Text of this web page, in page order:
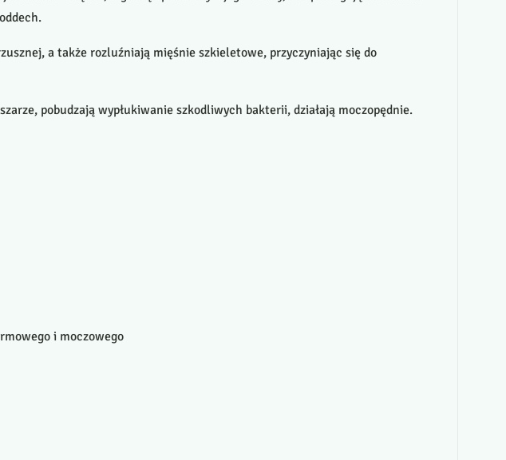
a także rozluźniają mięśnie szkieletowe, przyczyniając się do
pobudzają wypłukiwanie szkodliwych bakterii, działają moczopędnie.
i moczowego